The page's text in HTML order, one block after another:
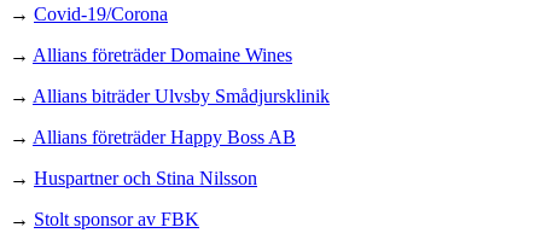
→ Covid-19/Corona
→ Allians företräder Domaine Wines
→ Allians biträder Ulvsby Smådjursklinik
→ Allians företräder Happy Boss AB
→ Huspartner och Stina Nilsson
→ Stolt sponsor av FBK